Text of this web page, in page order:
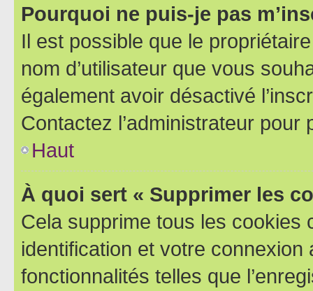
Pourquoi ne puis-je pas
Il est possible que le
nom d’utilisateur que vous
également avoir désactivé
Contactez l’administrateur
Haut
À quoi sert « Supprimer les
Cela supprime tous les cookies
identification et votre
fonctionnalités telles que